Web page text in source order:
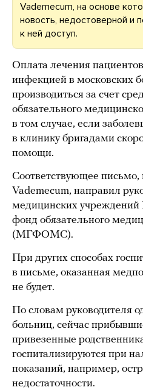
Vademecum, на основе
новость, недостоверной и
к ней доступ.
Оплата лечения
инфекцией в московских
производиться за счет
обязательного
в том случае, если
в клинику бригадами
помощи.
Соответствующее письмо,
Vademecum, направил
медицинских учреждений
фонд обязательного
(МГФОМС).
При других способах
в письме, оказанная
не будет.
По словам руководителя
больниц, сейчас
привезенные
госпитализируются при
показаний, например,
недостаточности.